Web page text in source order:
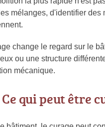
mélanges, d'identifier
change le regard sur le
ou une structure
mécanique.
Ce qui peut être